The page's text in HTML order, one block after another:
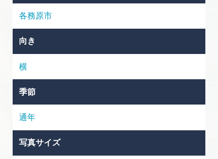
岐阜県まるごと観光エリアガイド
岐阜県観光データベース
旅行会社・観光事業者の皆様へ
各務原市
向き
横
季節
通年
写真サイズ